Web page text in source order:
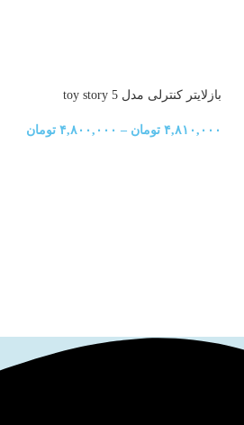
بازلايتر كنترلی مدل toy story 5
۴,۸۱۰,۰۰۰ تومان – ۴,۸۰۰,۰۰۰ تومان